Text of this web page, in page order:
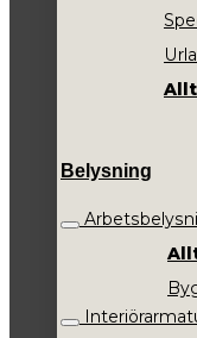
Belysning